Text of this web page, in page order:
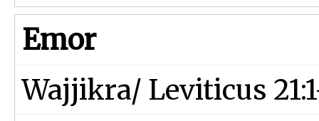
Emor
Wajjikra/ Leviticus